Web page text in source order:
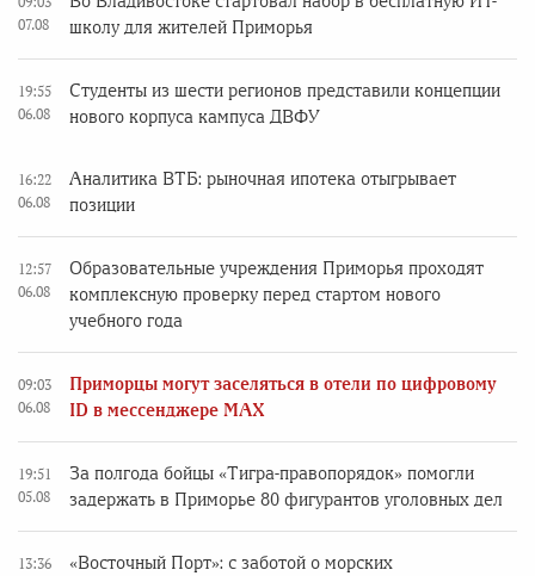
07.08
школу для жителей Приморья
19:55
06.08
Студенты из шести регионов представили концепции
нового корпуса кампуса ДВФУ
16:22
06.08
Аналитика ВТБ: рыночная ипотека отыгрывает
позиции
12:57
06.08
Образовательные учреждения Приморья проходят
комплексную проверку перед стартом нового
учебного года
09:03
06.08
Приморцы могут заселяться в отели по цифровому
ID в мессенджере MAX
19:51
05.08
За полгода бойцы «Тигра-правопорядок» помогли
задержать в Приморье 80 фигурантов уголовных дел
13:36
«Восточный Порт»: с заботой о морских